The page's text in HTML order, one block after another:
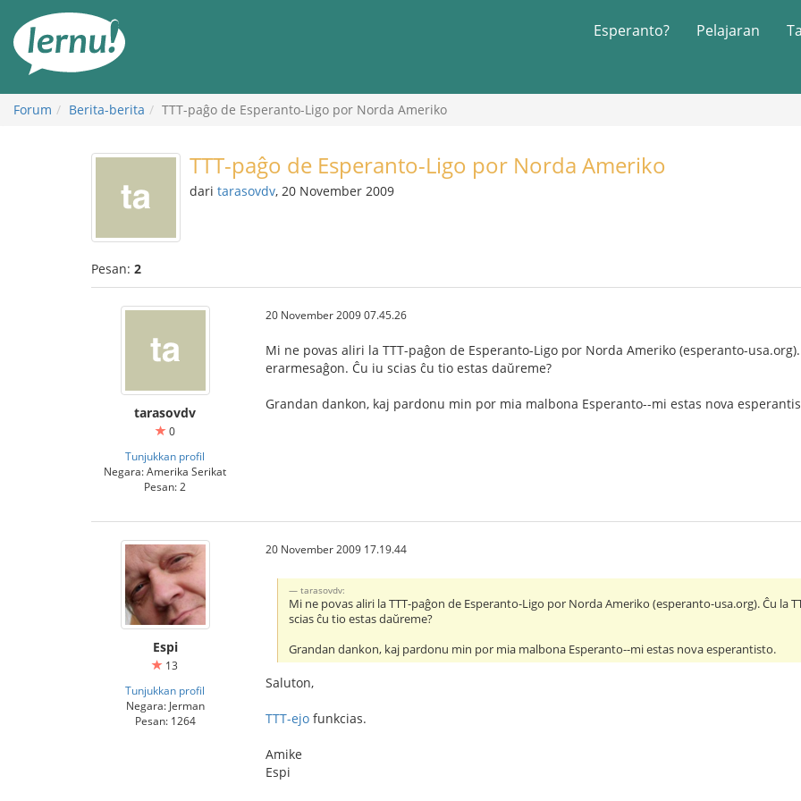
daftar
Esperanto? Pelajaran
Forum Berita-berita TTT-paĝo de Esperanto-Ligo por Norda Ameriko
TTT-paĝo de Esperanto-Ligo por Norda Ameriko
dari tarasovdv, 20 November 2009
Pesan: 2
tarasovdv
0
Tunjukkan profil
Negara: Amerika Serikat
Pesan: 2
20 November 2009 07.45.26
Mi ne povas aliri la TTT-paĝon de Esperanto-Ligo por Norda Ameriko (esperanto-
erarmesaĝon. Ĉu iu scias ĉu tio estas daŭreme?
Grandan dankon, kaj pardonu min por mia malbona Esperanto--mi estas nova
Espi
13
Tunjukkan profil
Negara: Jerman
Pesan: 1264
20 November 2009 17.19.44
tarasovdv:
Mi ne povas aliri la TTT-paĝon de Esperanto-Ligo por Norda Ameriko (esperanto-usa.org). Ĉu la
scias ĉu tio estas daŭreme?
Grandan dankon, kaj pardonu min por mia malbona Esperanto--mi estas nova esperantisto.
Saluton,
TTT-ejo funkcias.
Amike
Espi